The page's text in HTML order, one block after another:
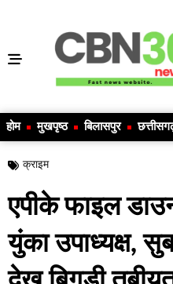
होम मुखपृष्ठ बिलासपुर
क्राइम
एपीके फाइल
युंका उपाध्यक्ष,